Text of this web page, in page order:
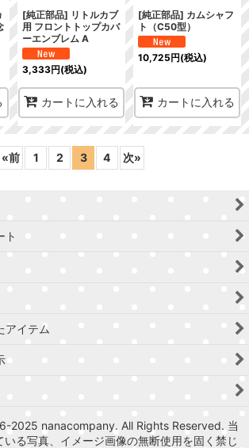
[純正部品] リトルカブ
用 フロントトップカバ
ーエンブレム A
3,333円(税込)
カートに入れる
[純正部品] カムシャフ
ト（C50型）
10,725円(税込)
カートに入れる
«前 1 2 3 4 次»
ト
アイテム
2025 nanacompany. All Rights Reserved. 当
る写真、イメージ画像の無断使用を固く禁じ